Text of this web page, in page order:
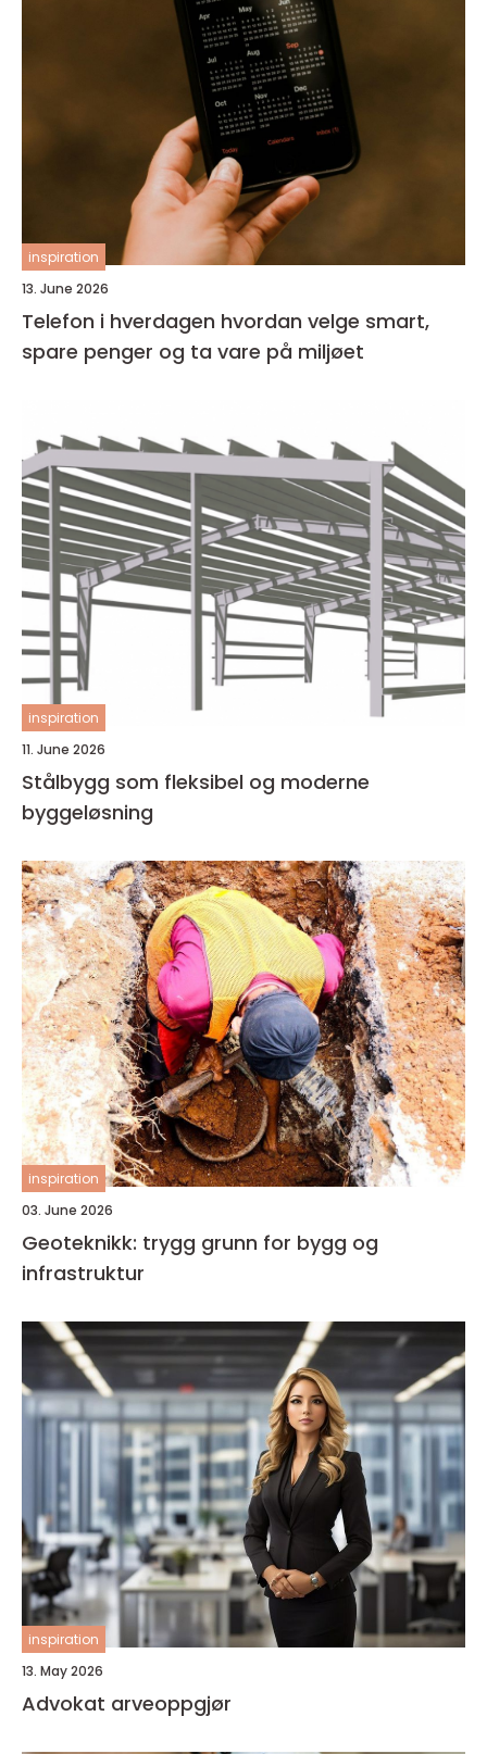
inspiration
13. June 2026
Telefon i hverdagen hvordan velge smart,
spare penger og ta vare på miljøet
inspiration
11. June 2026
Stålbygg som fleksibel og moderne
byggeløsning
inspiration
03. June 2026
Geoteknikk: trygg grunn for bygg og
infrastruktur
inspiration
13. May 2026
Advokat arveoppgjør